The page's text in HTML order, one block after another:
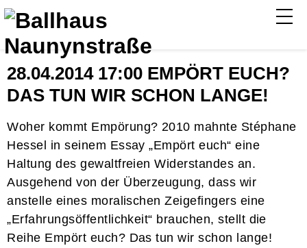
28.04.2014 17:00 EMPÖRT EUCH?
DAS TUN WIR SCHON LANGE!
Woher kommt Empörung? 2010 mahnte Stéphane
Hessel in seinem Essay „Empört euch“ eine
Haltung des gewaltfreien Widerstandes an.
Ausgehend von der Überzeugung, dass wir
anstelle eines moralischen Zeigefingers eine
„Erfahrungsöffentlichkeit“ brauchen, stellt die
Reihe Empört euch? Das tun wir schon lange!